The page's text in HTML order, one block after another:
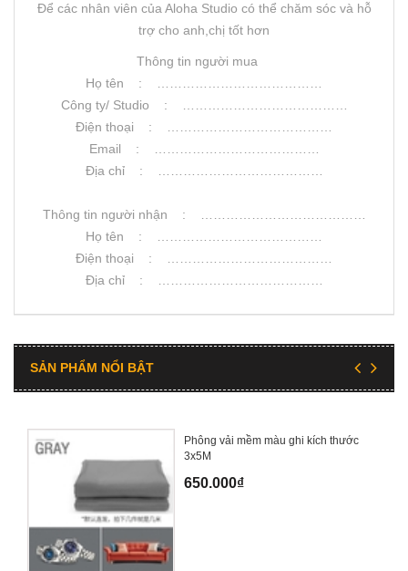
Để các nhân viên của Aloha Studio có thể chăm sóc và hỗ
trợ cho anh,chị tốt hơn
Thông tin người mua
Họ tên : …………………………………
Công ty/ Studio : …………………………………
Điện thoại : …………………………………
Email : …………………………………
Địa chỉ : …………………………………
Thông tin người nhận : …………………………………
Họ tên : …………………………………
Điện thoại : …………………………………
Địa chỉ : …………………………………
SẢN PHẨM NỔI BẬT
Phông vải mềm màu ghi kích thước
3x5M
650.000₫